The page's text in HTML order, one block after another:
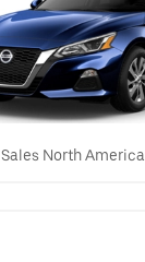
North America